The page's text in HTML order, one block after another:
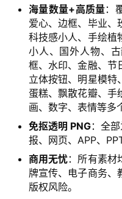
海量数量+高质量：
爱心、边框、毕业、
科技感小人、手绘植
小人、国外人物、
框、水印、金融、节
立体按钮、明星模特
蛋糕、飘散花瓣、手
画、数字、表情等多
免抠透明 PNG：全
报、网页、APP、
商用无忧：所有素材
牌宣传、电子商务、
版权风险。